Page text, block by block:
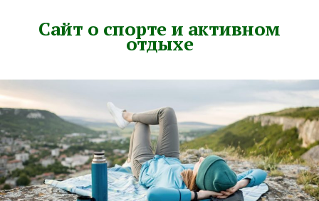
Сайт о спорте и активном
отдыхе